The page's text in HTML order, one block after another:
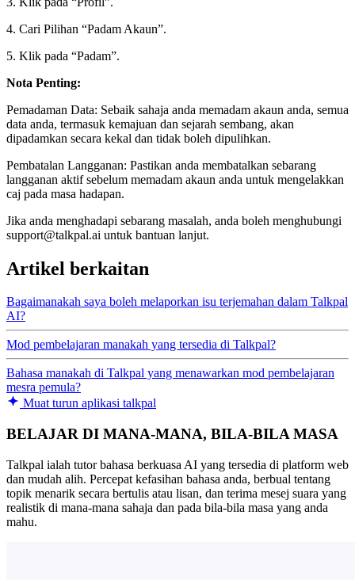
4. Cari Pilihan “Padam Akaun”.
5. Klik pada “Padam”.
Nota Penting:
Pemadaman Data: Sebaik sahaja anda memadam akaun anda, semua
data anda, termasuk kemajuan dan sejarah sembang, akan
dipadamkan secara kekal dan tidak boleh dipulihkan.
Pembatalan Langganan: Pastikan anda membatalkan sebarang
langganan aktif sebelum memadam akaun anda untuk mengelakkan
caj pada masa hadapan.
Jika anda menghadapi sebarang masalah, anda boleh menghubungi
support@talkpal.ai untuk bantuan lanjut.
Artikel berkaitan
Bagaimanakah saya boleh melaporkan isu terjemahan dalam Talkpal
AI?
Mod pembelajaran manakah yang tersedia di Talkpal?
Bahasa manakah di Talkpal yang menawarkan mod pembelajaran
mesra pemula?
Muat turun aplikasi talkpal
BELAJAR DI MANA-MANA, BILA-BILA MASA
Talkpal ialah tutor bahasa berkuasa AI yang tersedia di platform web
dan mudah alih. Percepat kefasihan bahasa anda, berbual tentang
topik menarik secara bertulis atau lisan, dan terima mesej suara yang
realistik di mana-mana sahaja dan pada bila-bila masa yang anda
mahu.